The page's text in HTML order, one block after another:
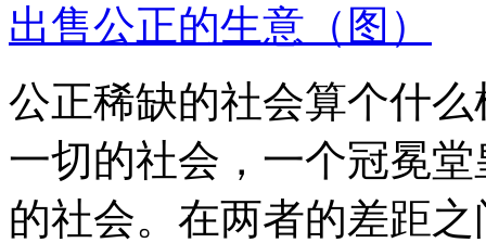
出售公正的生意（图）
公正稀缺的社会算个什
一切的社会，一个冠冕
的社会。在两者的差距